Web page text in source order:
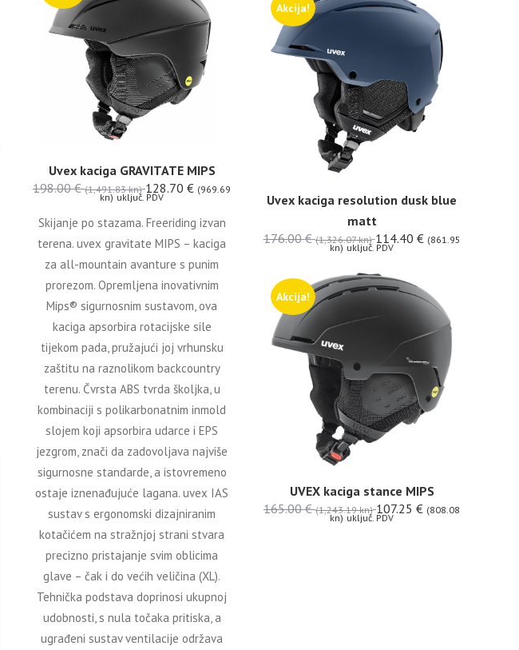
Uvex kaciga GRAVITATE MIPS
198.00€ (1,491.83 kn) 128.70 € (969.69
kn) uključ. PDV
Skijanje po stazama. Freeriding izvan
terena. uvex gravitate MIPS – kaciga
za all-mountain avanture s punim
prorezom. Opremljena inovativnim
Mips® sigurnosnim sustavom, ova
kaciga apsorbira rotacijske sile
tijekom pada, pružajući joj vrhunsku
zaštitu na raznolikom backcountry
terenu. Čvrsta ABS tvrda školjka, u
kombinaciji s polikarbonatnim inmold
slojem koji apsorbira udarce i EPS
jezgrom, znači da zadovoljava najviše
sigurnosne standarde, a istovremeno
ostaje iznenađujuće lagana. uvex IAS
sustav s ergonomski dizajniranim
kotačićem na stražnjoj strani stvara
precizno pristajanje svim oblicima
glave – čak i do većih veličina (XL).
Tehnička podstava doprinosi ukupnoj
udobnosti, s nula točaka pritiska, a
ugrađeni sustav ventilacije održava
Akcija!
Uvex kaciga resolution dusk blue
matt
176.00€ (1,326.07 kn) 114.40 € (861.95
kn) uključ. PDV
Akcija!
UVEX kaciga stance MIPS
165.00€ (1,243.19 kn) 107.25 € (808.08
kn) uključ. PDV